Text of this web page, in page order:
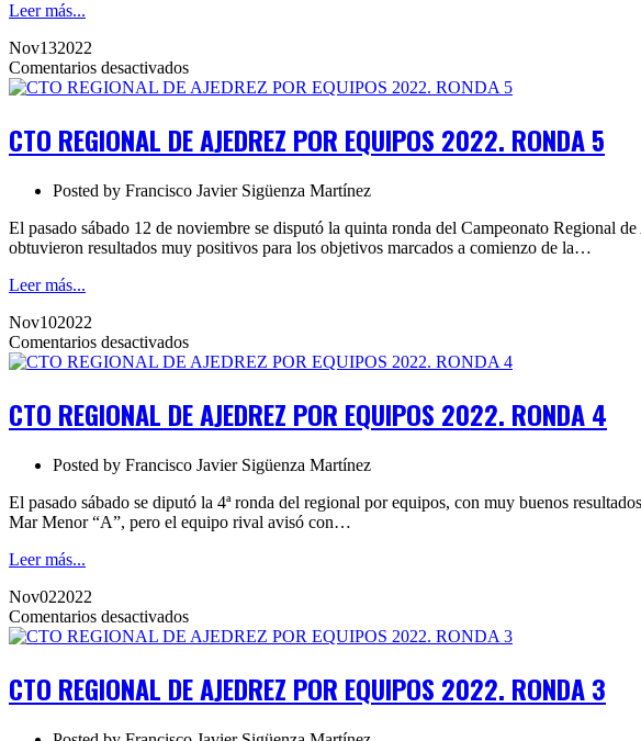
Leer más...
Nov132022
Comentarios desactivadosen
CTO
AJEDREZ
EQUIPOS
RONDA
5
CTO REGIONAL DE AJEDREZ POR EQUIPOS 2022. RONDA 5
Posted by Francisco Javier Sigüenza Martínez
El pasado sábado 12 de noviembre se disputó la quinta ronda del Campeonato Regional
obtuvieron resultados muy positivos para los objetivos marcados a comienzo de la…
Leer más...
Nov102022
Comentarios desactivadosen
CTO
AJEDREZ
EQUIPOS
RONDA
4
CTO REGIONAL DE AJEDREZ POR EQUIPOS 2022. RONDA 4
Posted by Francisco Javier Sigüenza Martínez
El pasado sábado se diputó la 4ª ronda del regional por equipos, con muy buenos
Mar Menor “A”, pero el equipo rival avisó con…
Leer más...
Nov022022
Comentarios desactivadosen
CTO
AJEDREZ
EQUIPOS
CTO REGIONAL DE AJEDREZ POR EQUIPOS 2022. RONDA 3